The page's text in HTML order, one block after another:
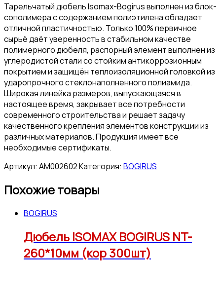
Тарельчатый дюбель Isomax-Bogirus выполнен из блок-
сополимера с содержанием полиэтилена обладает
отличной пластичностью. Только 100% первичное
сырьё даёт уверенность в стабильном качестве
полимерного дюбеля, распорный элемент выполнен из
углеродистой стали со стойким антикоррозионным
покрытием и защищён теплоизоляционной головкой из
ударопрочного стеклонаполненного полиамида.
Широкая линейка размеров, выпускающаяся в
настоящее время, закрывает все потребности
современного строительства и решает задачу
качественного крепления элементов конструкции из
различных материалов. Продукция имеет все
необходимые сертификаты.
Артикул: АМ002602Категория: BOGIRUS
Похожие товары
BOGIRUS
Дюбель ISOMAX BOGIRUS NT-
260*10мм (кор 300шт)